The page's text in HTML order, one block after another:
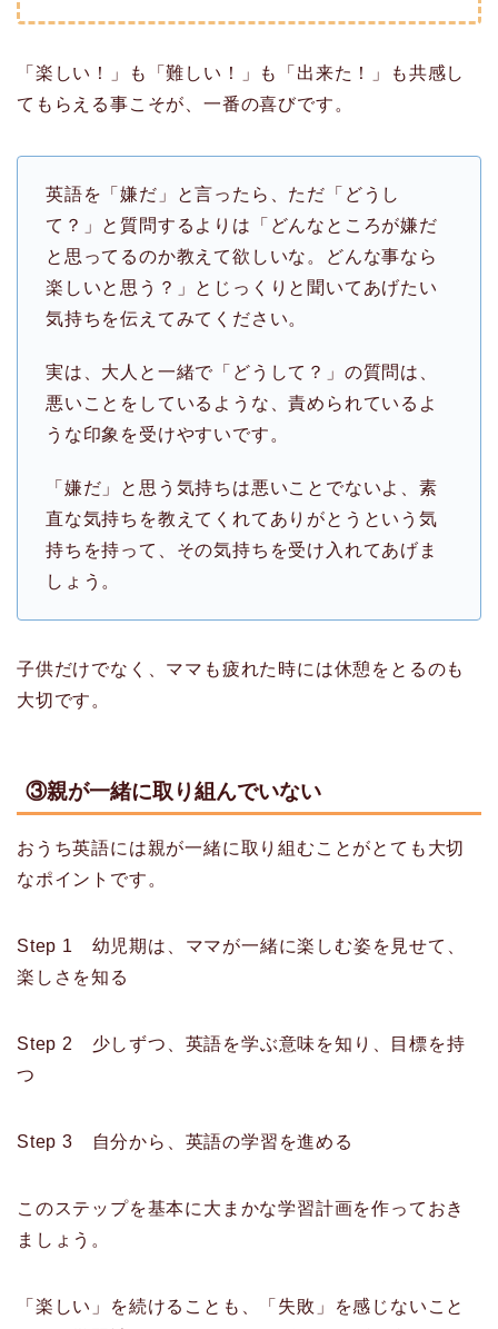
「楽しい！」も「難しい！」も「出来た！」も共感し
てもらえる事こそが、一番の喜びです。
英語を「嫌だ」と言ったら、ただ「どうし
て？」と質問するよりは「どんなところが嫌だ
と思ってるのか教えて欲しいな。どんな事なら
楽しいと思う？」とじっくりと聞いてあげたい
気持ちを伝えてみてください。
実は、大人と一緒で「どうして？」の質問は、
悪いことをしているような、責められているよ
うな印象を受けやすいです。
「嫌だ」と思う気持ちは悪いことでないよ、素
直な気持ちを教えてくれてありがとうという気
持ちを持って、その気持ちを受け入れてあげま
しょう。
子供だけでなく、ママも疲れた時には休憩をとるのも
大切です。
③親が一緒に取り組んでいない
おうち英語には親が一緒に取り組むことがとても大切
なポイントです。
Step 1 幼児期は、ママが一緒に楽しむ姿を見せて、
楽しさを知る
Step 2 少しずつ、英語を学ぶ意味を知り、目標を持
つ
Step 3 自分から、英語の学習を進める
このステップを基本に大まかな学習計画を作っておき
ましょう。
「楽しい」を続けることも、「失敗」を感じないこと